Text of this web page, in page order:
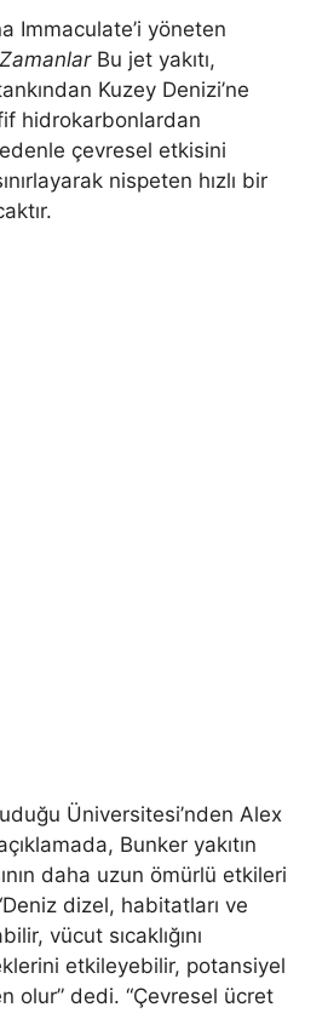
Immaculate’i yöneten
Bu jet yakıtı,
Kuzey Denizi’ne
hidrokarbonlardan
çevresel etkisini
nispeten hızlı bir
Üniversitesi’nden Alex
Bunker yakıtın
daha uzun ömürlü etkileri
dizel, habitatları ve
vücut sıcaklığını
etkileyebilir, potansiyel
olur” dedi. “Çevresel ücret